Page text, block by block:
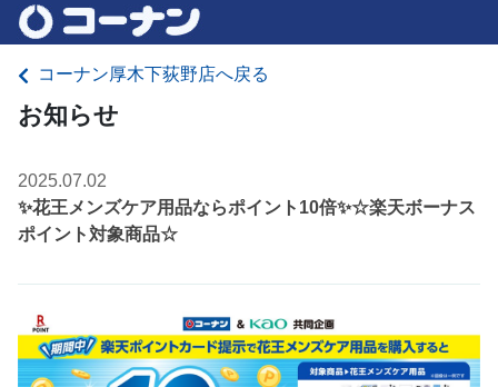
コーナン厚木下荻野店へ戻る
お知らせ
2025.07.02
✨花王メンズケア用品ならポイント10倍✨☆楽天ボーナス
ポイント対象商品☆